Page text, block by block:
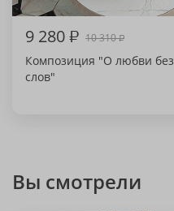
9 280₽ 10 310₽
Композиция "О любви без
слов"
Вы смотрели